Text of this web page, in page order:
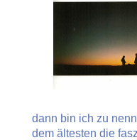
dann bin ich zu
dem ältesten die